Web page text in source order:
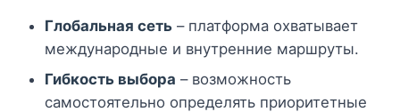
Глобальная сеть – платформа охватывает
международные и внутренние маршруты.
Гибкость выбора – возможность
самостоятельно определять приоритетные